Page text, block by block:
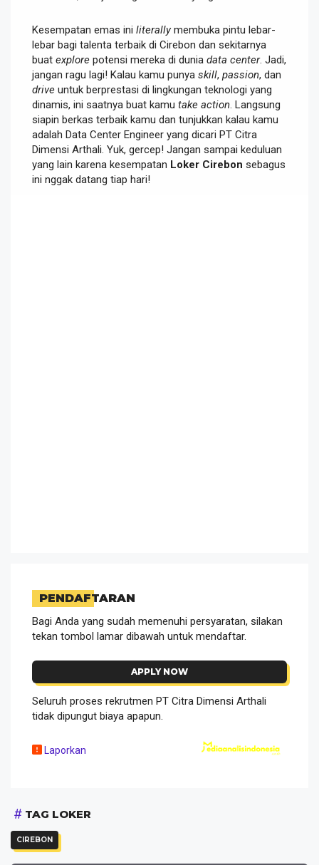
Kesempatan emas ini literallymembuka pintu lebar-
lebar bagi talenta terbaik di Cirebon dan sekitarnya
buat explore potensi mereka di dunia data center. Jadi,
jangan ragu lagi! Kalau kamu punya skill, passion, dan
drive untuk berprestasi di lingkungan teknologi yang
dinamis, ini saatnya buat kamu take action . Langsung
siapin berkas terbaik kamu dan tunjukkan kalau kamu
adalah Data Center Engineer yang dicari PT Citra
Dimensi Arthali. Yuk, gercep! Jangan sampai keduluan
yang lain karena kesempatan Loker Cirebon sebagus
ini nggak datang tiap hari!
PENDAFTARAN
Bagi Anda yang sudah memenuhi persyaratan, silakan
tekan tombol lamar dibawah untuk mendaftar.
APPLY NOW
Seluruh proses rekrutmen PT Citra Dimensi Arthali
tidak dipungut biaya apapun.
Laporkan
TAG LOKER
CIREBON